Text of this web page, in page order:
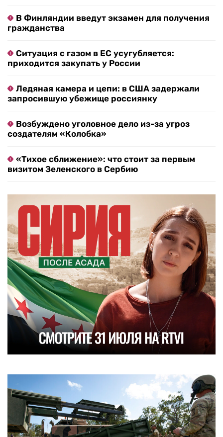
В Финляндии введут экзамен для получения
гражданства
Ситуация с газом в ЕС усугубляется:
приходится закупать у России
Ледяная камера и цепи: в США задержали
запросившую убежище россиянку
Возбуждено уголовное дело из-за угроз
создателям «Колобка»
«Тихое сближение»: что стоит за первым
визитом Зеленского в Сербию